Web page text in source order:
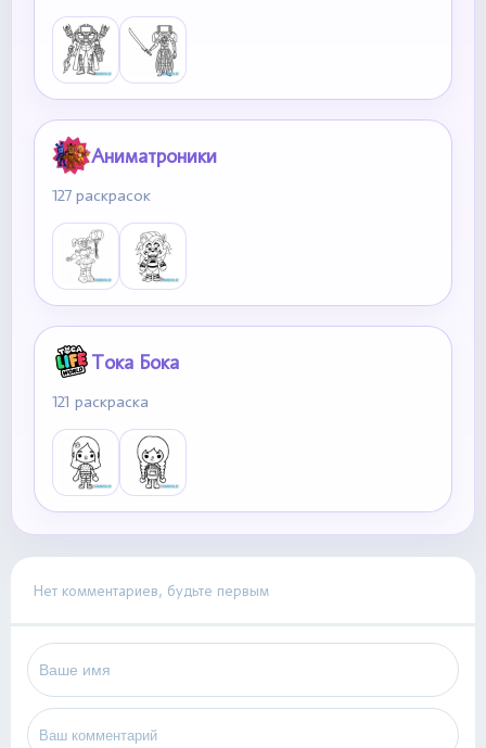
Аниматроники
127 раскрасок
Тока Бока
121 раскраска
Нет комментариев, будьте первым